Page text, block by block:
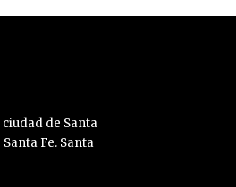
de Santa
Fe. Santa